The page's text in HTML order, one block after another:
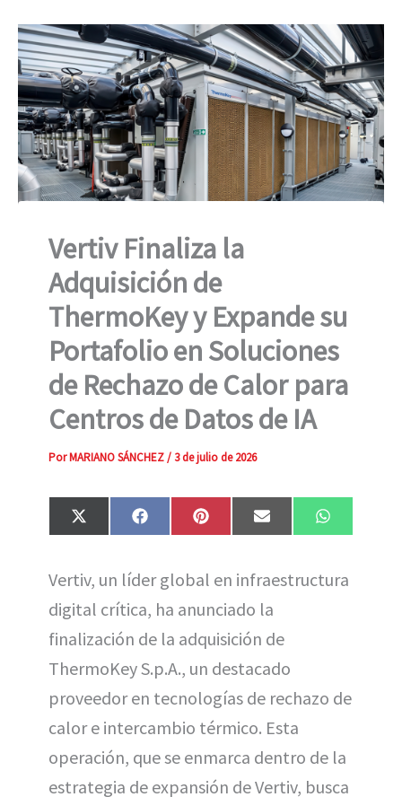
Vertiv Finaliza la
Adquisición de
ThermoKey y Expande su
Portafolio en Soluciones
de Rechazo de Calor para
Centros de Datos de IA
PorMARIANO SÁNCHEZ/ 3 de julio de 2026
Compartir
en
X
(
i
t
t
r
Compartir
en
F
a
b
k
Compartir
en
P
i
e
e
t
Compartir
en
E
m
l
Compartir
en
W
h
s
Vertiv, un líder global en infraestructura
digital crítica, ha anunciado la
finalización de la adquisición de
ThermoKey S.p.A., un destacado
proveedor en tecnologías de rechazo de
calor e intercambio térmico. Esta
operación, que se enmarca dentro de la
estrategia de expansión de Vertiv, busca